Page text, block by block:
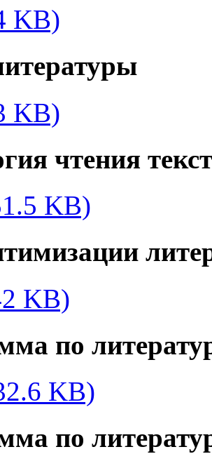
KB)
KB)
чтения
KB)
KB)
по
KB)
по